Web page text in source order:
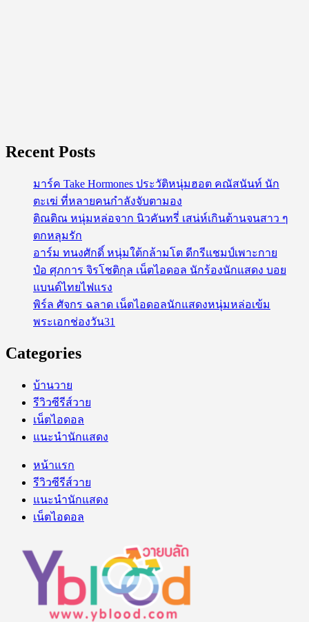
Recent Posts
มาร์ค Take Hormones ประวัติหนุ่มฮอต คณัสนันท์ นัก
ตะเฆ่ ที่หลายคนกำลังจับตามอง
ติณติณ หนุ่มหล่อจาก นิวคันทรี่ เสน่ห์เกินต้านจนสาว ๆ
ตกหลุมรัก
อาร์ม ทนงศักดิ์ หนุ่มใต้กล้ามโต ดีกรีแชมป์เพาะกาย
ป๋อ ศุภการ จิรโชติกุล เน็ตไอดอล นักร้องนักแสดง บอย
แบนด์ไทยไฟแรง
พิร์ล ศัจกร ฉลาด เน็ตไอดอลนักแสดงหนุ่มหล่อเข้ม
พระเอกช่องวัน31
Categories
บ้านวาย
รีวิวซีรีส์วาย
เน็ตไอดอล
แนะนำนักแสดง
หน้าแรก
รีวิวซีรีส์วาย
แนะนำนักแสดง
เน็ตไอดอล